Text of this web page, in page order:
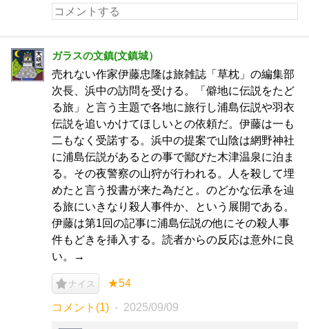
ガラスの文鎮(文鎮城）
売れない作家伊藤忠隆は旅雑誌「草枕」の編集部
次長、浜中の訪問を受ける。「僻地に伝説をたど
る旅」と言う主題で各地に旅行し浦島伝説や羽衣
伝説を追いかけてほしいとの依頼だ。伊藤は一も
二もなく受諾する。浜中の提案で山陰は網野神社
に浦島伝説があるとの事で鄙びた木津温泉に泊ま
る。その夜警察の山狩が行われる。人を殺して埋
めたと言う投書が来た為だと。のどかな伝承を辿
る旅にいきなり殺人事件か、という展開である。
伊藤は第1回の記事に浦島伝説の他にその殺人事
件もどきを挿入する。読者からの反応は意外に良
い。→
ナイス ★54
コメント(1) 2025/09/09